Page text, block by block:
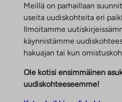
u
u
n
.
L
n
Meillä on parhaillaan
useita uudiskohteita eri
Ilmoitamme
käynnistämme
hakuajan tai kun
Ole kotisi ensimmäinen
uudiskohteeseemme!